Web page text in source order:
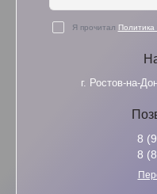
Я прочитал Политика
г. Ростов-на-
8
8